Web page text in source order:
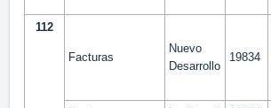
112
Facturas
Nuevo
Desarrollo
19834